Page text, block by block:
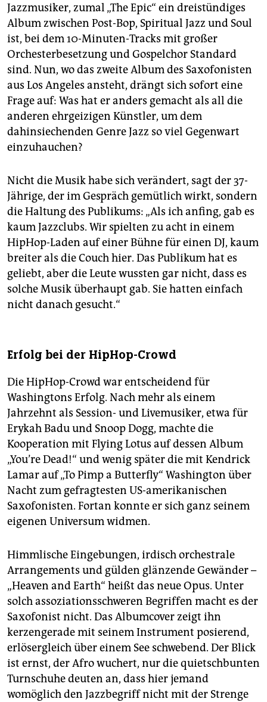
Jazzmusiker, zumal „The Epic“ ein dreistündiges
Album zwischen Post-Bop, Spiritual Jazz und Soul
ist, bei dem 10-Minuten-Tracks mit großer
Orchesterbesetzung und Gospelchor Standard
sind. Nun, wo das zweite Album des Saxofonisten
aus Los Angeles ansteht, drängt sich sofort eine
Frage auf: Was hat er anders gemacht als all die
anderen ehrgeizigen Künstler, um dem
dahinsiechenden Genre Jazz so viel Gegenwart
einzuhauchen?
Nicht die Musik habe sich verändert, sagt der 37-
Jährige, der im Gespräch gemütlich wirkt, sondern
die Haltung des Publikums: „Als ich anfing, gab es
kaum Jazzclubs. Wir spielten zu acht in einem
HipHop-Laden auf einer Bühne für einen DJ, kaum
breiter als die Couch hier. Das Publikum hat es
geliebt, aber die Leute wussten gar nicht, dass es
solche Musik überhaupt gab. Sie hatten einfach
nicht danach gesucht.“
Erfolg bei der HipHop-Crowd
Die HipHop-Crowd war entscheidend für
Washingtons Erfolg. Nach mehr als einem
Jahrzehnt als Session- und Livemusiker, etwa für
Erykah Badu und Snoop Dogg, machte die
Kooperation mit Flying Lotus auf dessen Album
„You’re Dead!“ und wenig später die mit Kendrick
Lamar auf „To Pimp a Butterfly“ Washington über
Nacht zum gefragtesten US-amerikanischen
Saxofonisten. Fortan konnte er sich ganz seinem
eigenen Universum widmen.
Himmlische Eingebungen, irdisch orchestrale
Arrangements und gülden glänzende Gewänder –
„Heaven and Earth“ heißt das neue Opus. Unter
solch assoziationsschweren Begriffen macht es der
Saxofonist nicht. Das Albumcover zeigt ihn
kerzengerade mit seinem Instrument posierend,
erlösergleich über einem See schwebend. Der Blick
ist ernst, der Afro wuchert, nur die quietschbunten
Turnschuhe deuten an, dass hier jemand
womöglich den Jazzbegriff nicht mit der Strenge